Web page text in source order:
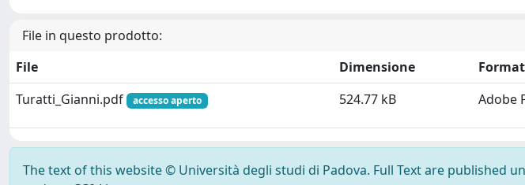
File in questo prodotto:
File
Dimensione
Turatti_Gianni.pdf
accesso aperto 524.77 kB Adobe
The text of this website © Università degli studi di Padova. Full Text are published